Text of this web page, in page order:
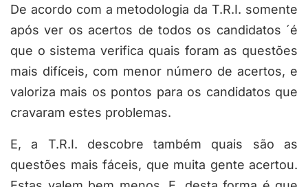
De acordo com a metodologia da T.R.I. somente
após ver os acertos de todos os candidatos ´é
que o sistema verifica quais foram as questões
mais difíceis, com menor número de acertos, e
valoriza mais os pontos para os candidatos que
cravaram estes problemas.
E, a T.R.I. descobre também quais são as
questões mais fáceis, que muita gente acertou.